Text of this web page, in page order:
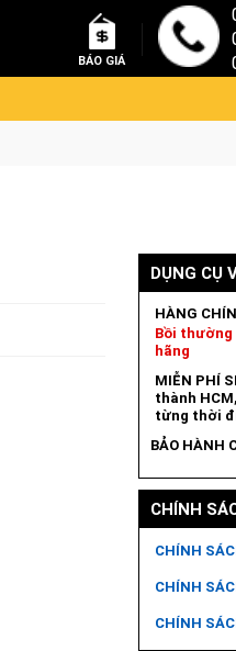
BÁO GIÁ
DỤNG CỤ
HÀNG
Bồi thường
hãng
MIỄN PHÍ
thành
từng thời
BẢO HÀNH
CHÍNH
CHÍNH
CHÍNH
CHÍNH